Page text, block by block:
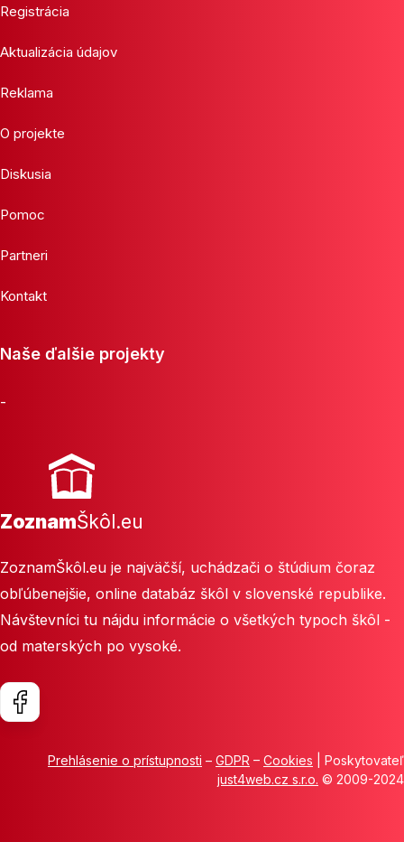
Registrácia
Aktualizácia údajov
Reklama
O projekte
Diskusia
Pomoc
Partneri
Kontakt
Naše ďalšie projekty
-
ZoznamŠkôl.eu
ZoznamŠkôl.eu je najväčší, uchádzači o štúdium čoraz
obľúbenejšie, online databáz škôl v slovenské republike.
Návštevníci tu nájdu informácie o všetkých typoch škôl -
od materských po vysoké.
Prehlásenie o prístupnosti – GDPR – Cookies | Poskytovateľ
just4web.cz s.r.o. © 2009-2024